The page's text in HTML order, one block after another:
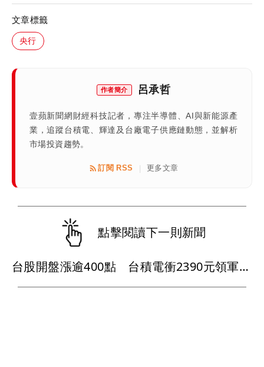
文章標籤
央行
作者簡介 呂承哲
壹蘋新聞網財經科技記者，專注半導體、AI與新能源產
業，追蹤台積電、輝達及台廠電子供應鏈動態，並解析
市場投資趨勢。
訂閱 RSS | 更多文章
點擊閱讀下一則新聞
台股開盤漲逾400點 台積電衝2390元領軍權值股